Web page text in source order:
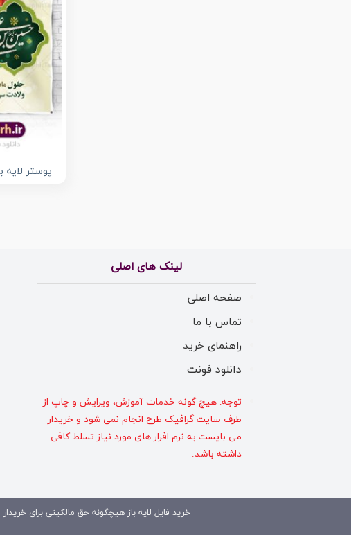
پوستر لایه
لینک های اصلی
صفحه اصلی
تماس با ما
راهنمای خرید
دانلود فونت
توجه: هیچ گونه خدمات آموزش، ویرایش و چاپ از
طرف سایت گرافیک طرح انجام نمی شود و خریدار
می بایست به نرم افزار های مورد نیاز تسلط کافی
داشته باشد.
خرید فایل لایه باز هیچگونه حق مالکیتی برای